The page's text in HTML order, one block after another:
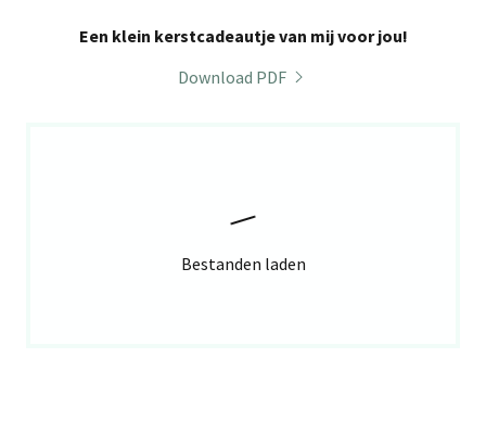
Een klein kerstcadeautje van mij voor jou!
Download PDF
Bestanden laden